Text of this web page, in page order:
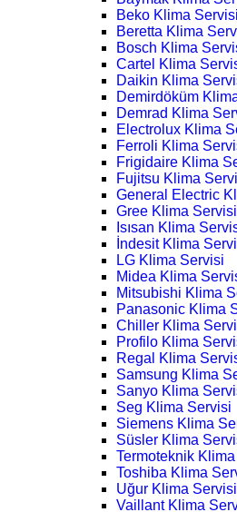
Beko Klima Servisi
Beretta Klima
Bosch Klima
Cartel Klima
Daikin Klima
Demirdöküm
Demrad Klima
Electrolux Klima
Ferroli Klima
Frigidaire Klima
Fujitsu Klima
General Electric
Gree Klima Servisi
Isısan Klima
İndesit Klima
LG Klima Servisi
Midea Klima
Mitsubishi Klima
Panasonic Klima
Chiller Klima
Profilo Klima
Regal Klima
Samsung Klima
Sanyo Klima
Seg Klima Servisi
Siemens Klima
Süsler Klima
Termoteknik
Toshiba Klima
Uğur Klima Servisi
Vaillant Klima